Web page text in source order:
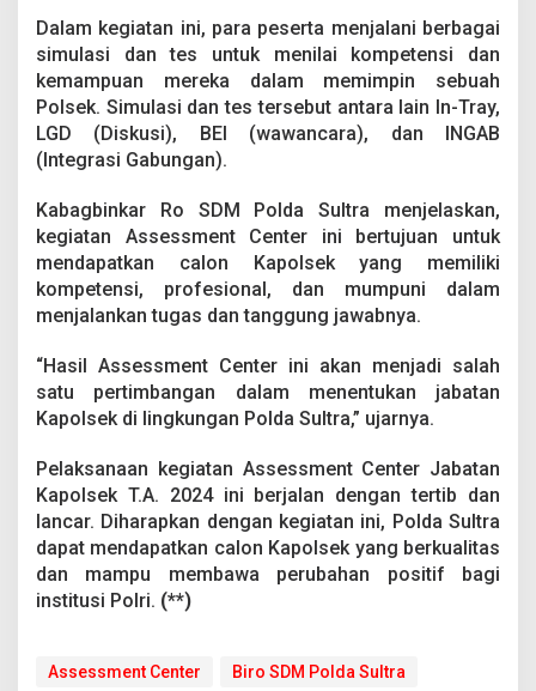
K
p
o
l
e
Dalam kegiatan ini, para peserta menjalani berbagai
simulasi dan tes untuk menilai kompetensi dan
kemampuan mereka dalam memimpin sebuah
Polsek. Simulasi dan tes tersebut antara lain In-Tray,
LGD (Diskusi), BEI (wawancara), dan INGAB
(Integrasi Gabungan).
Kabagbinkar Ro SDM Polda Sultra menjelaskan,
kegiatan Assessment Center ini bertujuan untuk
mendapatkan calon Kapolsek yang memiliki
kompetensi, profesional, dan mumpuni dalam
menjalankan tugas dan tanggung jawabnya.
“Hasil Assessment Center ini akan menjadi salah
satu pertimbangan dalam menentukan jabatan
Kapolsek di lingkungan Polda Sultra,” ujarnya.
Pelaksanaan kegiatan Assessment Center Jabatan
Kapolsek T.A. 2024 ini berjalan dengan tertib dan
lancar. Diharapkan dengan kegiatan ini, Polda Sultra
dapat mendapatkan calon Kapolsek yang berkualitas
dan mampu membawa perubahan positif bagi
institusi Polri. (**)
Assessment Center
Biro SDM Polda Sultra